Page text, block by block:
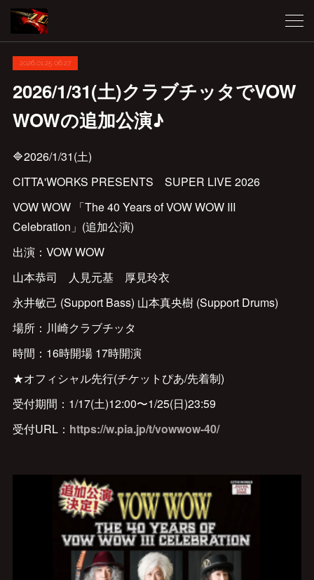
2026.01.25 06:27
2026/1/31(土)クラブチッタでVOW
WOWの追加公演♪
🔷2026/1/31(土)
CITTA'WORKS PRESENTS SUPER LIVE 2026
VOW WOW 「The 40 Years of VOW WOW Ⅲ
Celebration」(追加公演)
出演：VOW WOW
山本恭司 人見元基 厚見玲衣
永井敏己 (Support Bass) 山本真央樹 (Support Drums)
場所：川崎クラブチッタ
時間：16時開場 17時開演
★オフィシャル先行(チケットぴあ/先着制)
受付期間：1/17(土)12:00〜1/25(日)23:59
受付URL： https://w.pia.jp/t/vowwow-40/